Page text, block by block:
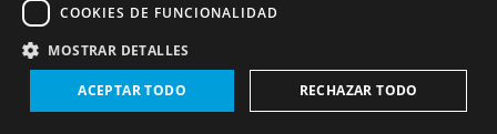
Suscríbase al boletín del proyecto Zona libre de
armas de destrucción masiva en Oriente Medio
COOKIES DE FUNCIONALIDAD
MOSTRAR DETALLES
ACEPTAR TODO RECHAZAR TODO